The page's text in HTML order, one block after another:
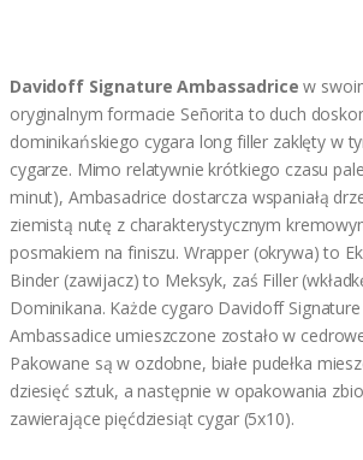
Davidoff Signature Ambassadrice w
oryginalnym formacie Señorita to duch
dominikańskiego cygara long filler zaklęty w
cygarze. Mimo relatywnie krótkiego czasu
minut), Ambasadrice dostarcza wspaniałą
ziemistą nutę z charakterystycznym
posmakiem na finiszu. Wrapper (okrywa) to
Binder (zawijacz) to Meksyk, zaś Filler
Dominikana. Każde cygaro Davidoff Signature
Ambassadice umieszczone zostało w
Pakowane są w ozdobne, białe pudełka
dziesięć sztuk, a następnie w opakowania
zawierające pięćdziesiąt cygar (5x10).